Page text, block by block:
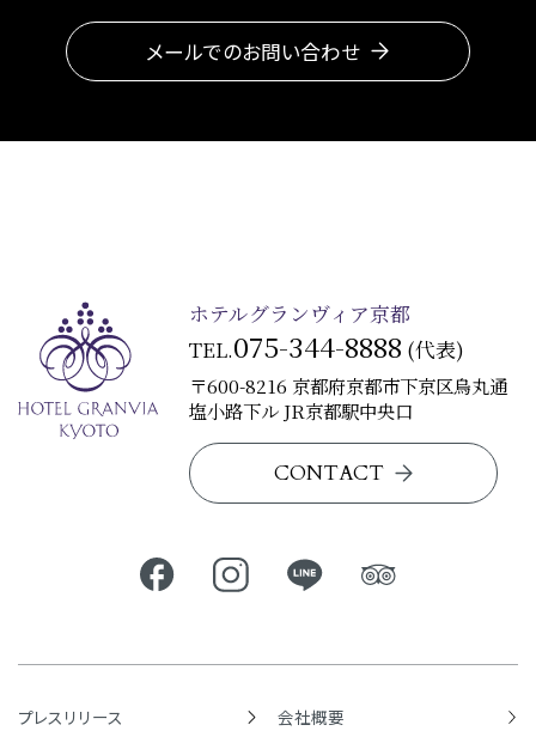
メールでのお問い合わせ
ホテルグランヴィア京都
TEL.075-344-8888 (代表)
〒600-8216 京都府京都市下京区烏丸通
塩小路下ル JR京都駅中央口
CONTACT
プレスリリース 会社概要